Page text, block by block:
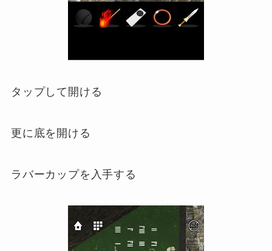
タップして開ける
更に底を開ける
ラバーカップを入手する